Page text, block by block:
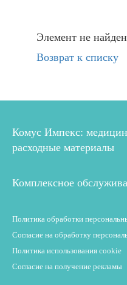
Элемент не
Возврат к списку
Комус Импекс:
расходные материалы
Комплексное
Политика обработки
Согласие на обработку
Политика использования cookie
Согласие на получение рекламы